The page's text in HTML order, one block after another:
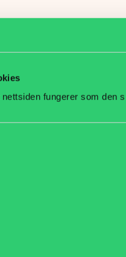
fungerer som den